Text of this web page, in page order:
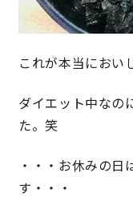
nattoku住宅 10の
理想の暮らし
家具まで標準
これが本当におい
ダイエット中なの
た。笑
・・・お休みの日
す・・・